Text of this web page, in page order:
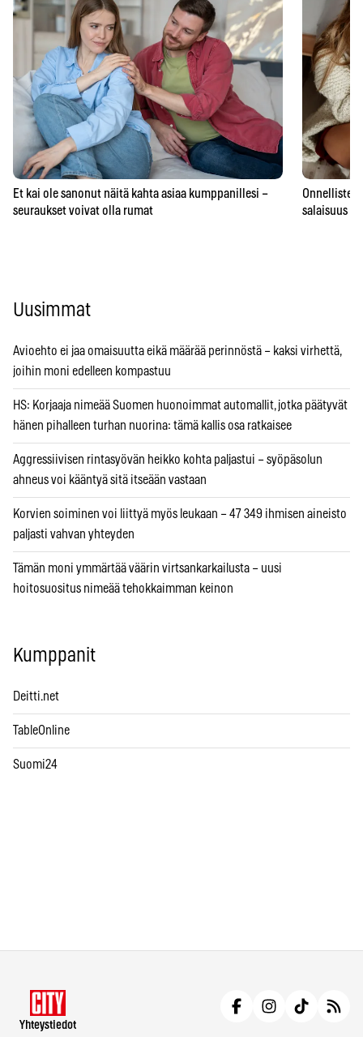
Et kai ole sanonut näitä kahta asiaa kumppanillesi –
seuraukset voivat olla rumat
Onnellisten
salaisuus –
Uusimmat
Avioehto ei jaa omaisuutta eikä määrää perinnöstä – kaksi virhettä,
joihin moni edelleen kompastuu
HS: Korjaaja nimeää Suomen huonoimmat automallit, jotka päätyvät
hänen pihalleen turhan nuorina: tämä kallis osa ratkaisee
Aggressiivisen rintasyövän heikko kohta paljastui – syöpäsolun
ahneus voi kääntyä sitä itseään vastaan
Korvien soiminen voi liittyä myös leukaan – 47 349 ihmisen aineisto
paljasti vahvan yhteyden
Tämän moni ymmärtää väärin virtsankarkailusta – uusi
hoitosuositus nimeää tehokkaimman keinon
Kumppanit
Deitti.net
TableOnline
Suomi24
Yhteystiedot